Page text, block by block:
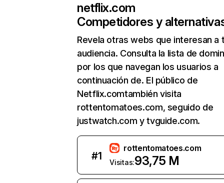
netflix.com
Competidores y
Revela otras webs que interesan a
audiencia. Consulta la lista de
por los que navegan los usuarios a
continuación de. El público de
Netflix.comtambién visita
rottentomatoes.com, seguido de
justwatch.com y tvguide.com.
#1
rottentomatoes.com
Visitas:93,75 M